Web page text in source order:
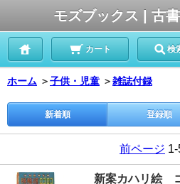
モズブックス | 古
カート 検
ホーム ＞子供・児童 ＞雑誌付録
新着順 登録順
前ページ
新案カハリ絵